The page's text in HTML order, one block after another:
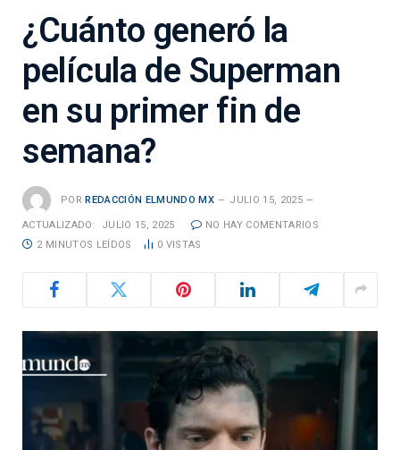
¿Cuánto generó la
película de Superman
en su primer fin de
semana?
POR REDACCIÓN ELMUNDO MX JULIO 15, 2025
ACTUALIZADO: JULIO 15, 2025
NO HAY COMENTARIOS
2 MINUTOS LEÍDOS
0 VISTAS